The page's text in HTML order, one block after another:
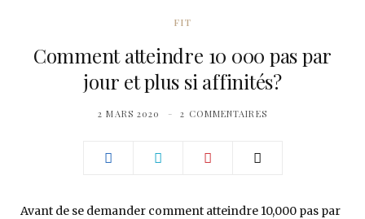
FIT
Comment atteindre 10 000 pas par
jour et plus si affinités?
2 MARS 2020 2 COMMENTAIRES
Avant de se demander comment atteindre 10,000 pas par